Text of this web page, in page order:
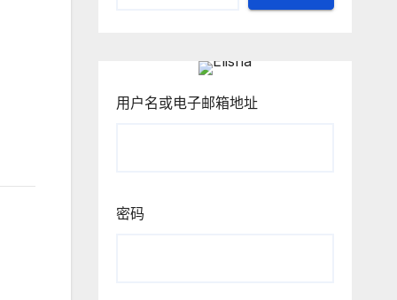
用户名或电子邮箱地址
密码